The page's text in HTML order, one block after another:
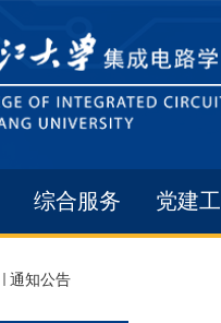
综合服务 党建
通知公告